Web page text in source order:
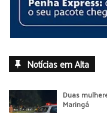
Notícias em Alta
Duas
Maringá